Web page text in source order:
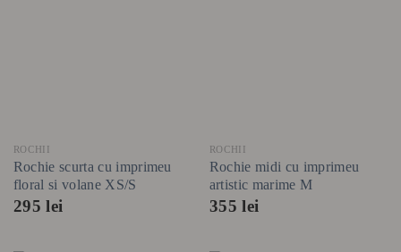
ROCHII
Rochie scurta cu imprimeu
floral si volane XS/S
295lei
ROCHII
Rochie midi cu imprimeu
artistic marime M
355lei